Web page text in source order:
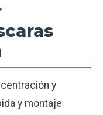
y
y montaje